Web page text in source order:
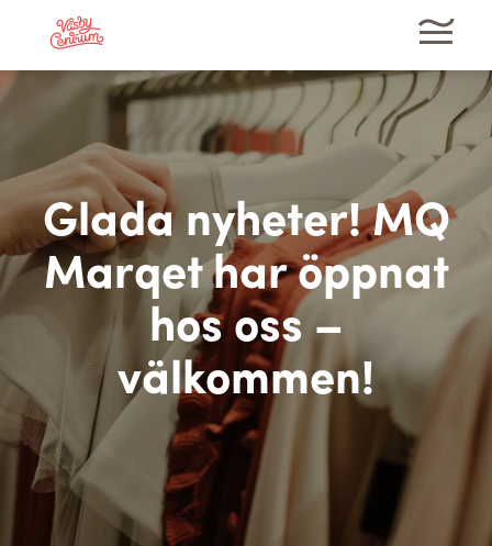
Glada nyheter! MQ
Marqet har öppnat
hos oss –
välkommen!